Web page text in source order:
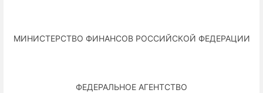
МИНИСТЕРСТВО ФИНАНСОВ РОССИЙСКОЙ ФЕДЕРАЦИИ
ФЕДЕРАЛЬНОЕ АГЕНТСТВО